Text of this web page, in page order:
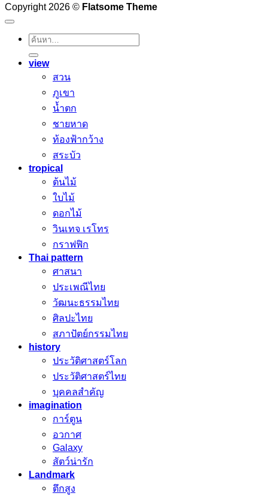
Copyright 2026 © Flatsome Theme
ค้นหา:
view
สวน
ภูเขา
น้ำตก
ชายหาด
ท้องฟ้ากว้าง
สระบัว
tropical
ต้นไม้
ใบไม้
ดอกไม้
วินเทจ เรโทร
กราฟฟิก
Thai pattern
ศาสนา
ประเพณีไทย
วัฒนะธรรมไทย
ศิลปะไทย
สภาปัตย์กรรมไทย
history
ประวัติศาสตร์โลก
ประวัติศาสตร์ไทย
บุคคลสำคัญ
imagination
การ์ตูน
อวกาศ
Galaxy
สัตว์น่ารัก
Landmark
ตึกสูง